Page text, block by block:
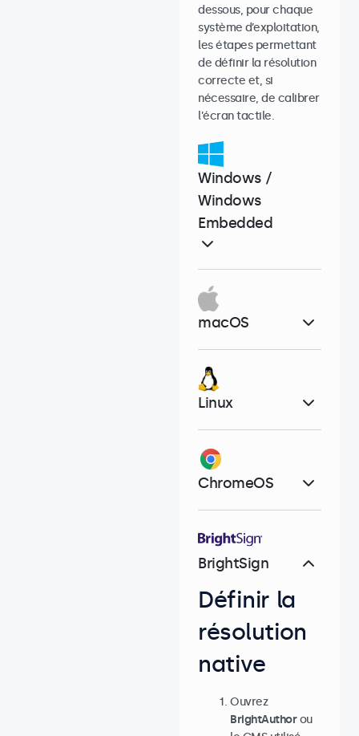
dessous, pour chaque
système d’exploitation,
les étapes permettant
de définir la résolution
correcte et, si
nécessaire, de calibrer
l’écran tactile.
Windows /
Windows
Embedded
macOS
Linux
ChromeOS
BrightSign
Définir la
résolution
native
Ouvrez
BrightAuthorou